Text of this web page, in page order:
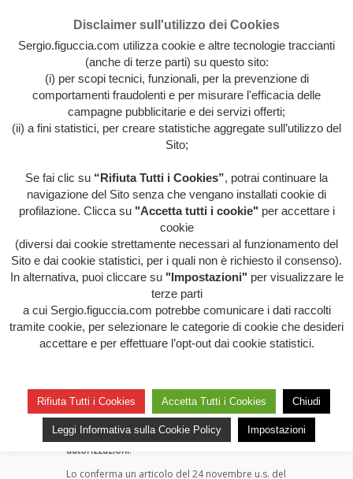
Archivio intera attività artistica di Sergio Figuccia & Opinionismo
personale
HOME/EVIDENZA/ HOME/IL POTERE DA
ITALIA ITALIA ITALIA/TRAVERSIE
METROPOLITANE/LE ZECCHE DI STATO
Le zecche di Stato
zecche
di
Stato
Per aprire unnegozioin questa folle Italia del
terzo millennio occorre affrontare un vero e
proprio calvario: servono addirittura ben65
autorizzazioni.
Lo conferma un articolo del 24 novembre u.s. del
Disclaimer sull'utilizzo dei Cookies
Sergio.figuccia.com utilizza cookie e altre tecnologie traccianti
(anche di terze parti) su questo sito:
(i) per scopi tecnici, funzionali, per la prevenzione di
comportamenti fraudolenti e per misurare l'efficacia delle
campagne pubblicitarie e dei servizi offerti;
(ii) a fini statistici, per creare statistiche aggregate sull’utilizzo del
Sito;
Se fai clic su “Rifiuta Tutti i Cookies”, potrai continuare la
navigazione del Sito senza che vengano installati cookie di
profilazione. Clicca su "Accetta tutti i cookie" per accettare i
cookie
(diversi dai cookie strettamente necessari al funzionamento del
Sito e dai cookie statistici, per i quali non è richiesto il consenso).
In alternativa, puoi cliccare su "Impostazioni" per visualizzare le
terze parti
a cui Sergio.figuccia.com potrebbe comunicare i dati raccolti
tramite cookie, per selezionare le categorie di cookie che desideri
accettare e per effettuare l’opt-out dai cookie statistici.
Rifiuta Tutti i Cookies Accetta Tutti i Cookies Chiudi
Leggi Informativa sulla Cookie Policy Impostazioni